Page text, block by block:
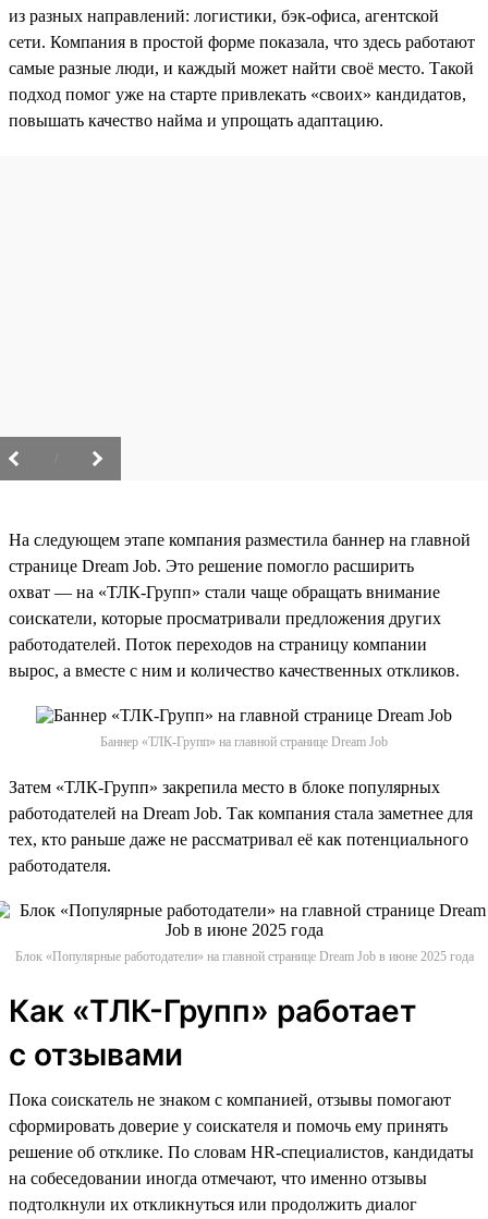
из разных направлений: логистики, бэк-офиса, агентской
сети. Компания в простой форме показала, что здесь работают
самые разные люди, и каждый может найти своё место. Такой
подход помог уже на старте привлекать «своих» кандидатов,
повышать качество найма и упрощать адаптацию.
На следующем этапе компания разместила баннер на главной
странице Dream Job. Это решение помогло расширить
охват — на «ТЛК-Групп» стали чаще обращать внимание
соискатели, которые просматривали предложения других
работодателей. Поток переходов на страницу компании
вырос, а вместе с ним и количество качественных откликов.
Баннер «ТЛК-Групп» на главной странице Dream Job
Затем «ТЛК-Групп» закрепила место в блоке популярных
работодателей на Dream Job. Так компания стала заметнее для
тех, кто раньше даже не рассматривал её как потенциального
работодателя.
Блок «Популярные работодатели» на главной странице Dream Job в июне 2025 года
Как «ТЛК-Групп» работает
с отзывами
Пока соискатель не знаком с компанией, отзывы помогают
сформировать доверие у соискателя и помочь ему принять
решение об отклике. По словам HR-специалистов, кандидаты
на собеседовании иногда отмечают, что именно отзывы
подтолкнули их откликнуться или продолжить диалог